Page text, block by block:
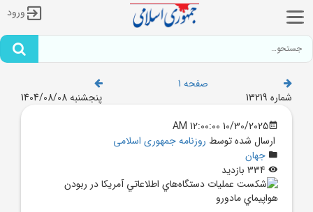
ورود
صفحه 1
شماره 13219
پنجشنبه 1404/08/08
10/30/2025 12:00:00 AM
ارسال شده توسط روزنامه جمهوری اسلامی
جهان